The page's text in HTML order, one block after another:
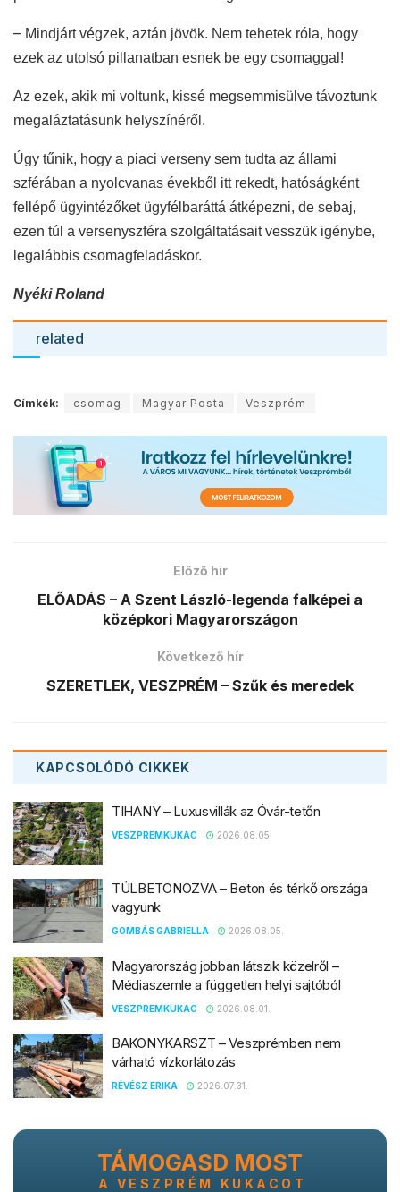
– Mindjárt végzek, aztán jövök. Nem tehetek róla, hogy
ezek az utolsó pillanatban esnek be egy csomaggal!
Az ezek, akik mi voltunk, kissé megsemmisülve távoztunk
megaláztatásunk helyszínéről.
Úgy tűnik, hogy a piaci verseny sem tudta az állami
szférában a nyolcvanas évekből itt rekedt, hatóságként
fellépő ügyintézőket ügyfélbaráttá átképezni, de sebaj,
ezen túl a versenyszféra szolgáltatásait vesszük igénybe,
legalábbis csomagfeladáskor.
Nyéki Roland
related
Címkék: csomag Magyar Posta Veszprém
Előző hír
ELŐADÁS – A Szent László-legenda falképei a
középkori Magyarországon
Következő hír
SZERETLEK, VESZPRÉM – Szűk és meredek
KAPCSOLÓDÓ CIKKEK
TIHANY – Luxusvillák az Óvár-tetőn
VESZPREMKUKAC 2026.08.05.
TÚLBETONOZVA – Beton és térkő országa
vagyunk
GOMBÁS GABRIELLA 2026.08.05.
Magyarország jobban látszik közelről –
Médiaszemle a független helyi sajtóból
VESZPREMKUKAC 2026.08.01.
BAKONYKARSZT – Veszprémben nem
várható vízkorlátozás
RÉVÉSZ ERIKA 2026.07.31.
TÁMOGASD MOST
A VESZPRÉM KUKACOT